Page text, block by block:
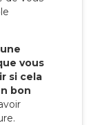
vous
si cela
bon